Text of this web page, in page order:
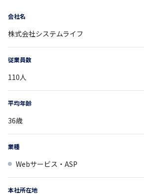
会社名
株式会社システムライフ
従業員数
110人
平均年齢
36歳
業種
Webサービス・ASP
本社所在地